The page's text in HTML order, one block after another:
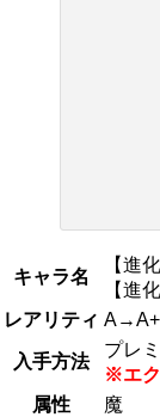
キャラ名
【進
【進
レアリティ A→A+
入手方法
プレ
※エ
属性
魔